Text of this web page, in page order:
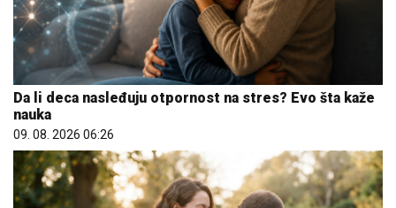
Da li deca nasleđuju otpornost na stres? Evo šta kaže
nauka
09. 08. 2026 06:26